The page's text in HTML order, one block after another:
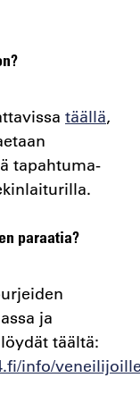
täällä,
tapahtuma-
paraatia?
ja
täältä:
info/